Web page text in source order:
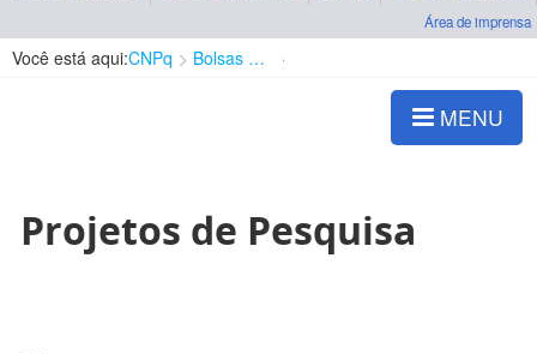
Área de imprensa
Você está aqui:CNPq Bolsas e Auxílios Vigentes
MENU
Projetos de Pesquisa